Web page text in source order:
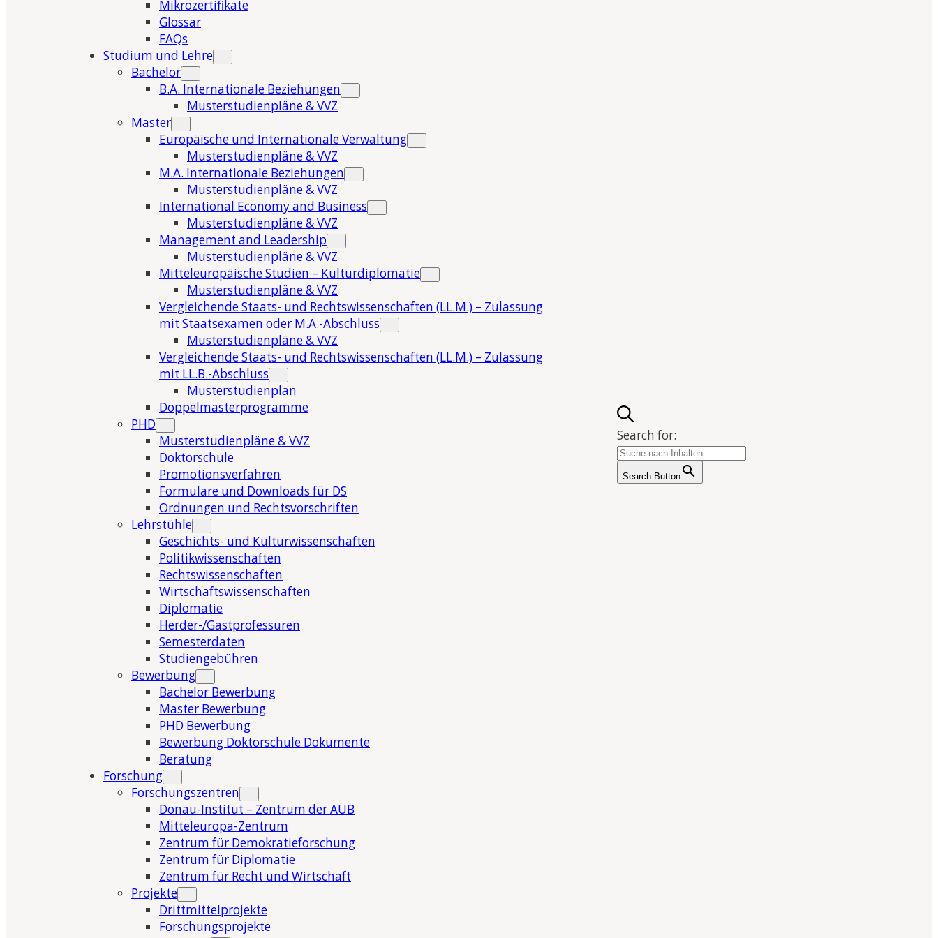
Mikrozertifikate
Glossar
FAQs
Studium und Lehre
Bachelor
B.A. Internationale Beziehungen
Musterstudienpläne & VVZ
Master
Europäische und Internationale Verwaltung
Musterstudienpläne & VVZ
M.A. Internationale Beziehungen
Musterstudienpläne & VVZ
International Economy and Business
Musterstudienpläne & VVZ
Management and Leadership
Musterstudienpläne & VVZ
Mitteleuropäische Studien – Kulturdiplomatie
Musterstudienpläne & VVZ
Vergleichende Staats- und Rechtswissenschaften (LL.M.) – Zulassung
mit Staatsexamen oder M.A.-Abschluss
Musterstudienpläne & VVZ
Vergleichende Staats- und Rechtswissenschaften (LL.M.) – Zulassung
mit LL.B.-Abschluss
Musterstudienplan
Doppelmasterprogramme
PHD
Musterstudienpläne & VVZ
Doktorschule
Promotionsverfahren
Formulare und Downloads für DS
Ordnungen und Rechtsvorschriften
Lehrstühle
Geschichts- und Kulturwissenschaften
Politikwissenschaften
Rechtswissenschaften
Wirtschaftswissenschaften
Diplomatie
Herder-/Gastprofessuren
Semesterdaten
Studiengebühren
Bewerbung
Bachelor Bewerbung
Master Bewerbung
PHD Bewerbung
Bewerbung Doktorschule Dokumente
Beratung
Forschung
Forschungszentren
Donau-Institut – Zentrum der AUB
Mitteleuropa-Zentrum
Zentrum für Demokratieforschung
Zentrum für Diplomatie
Zentrum für Recht und Wirtschaft
Projekte
Drittmittelprojekte
Forschungsprojekte
Search for:
Search Button